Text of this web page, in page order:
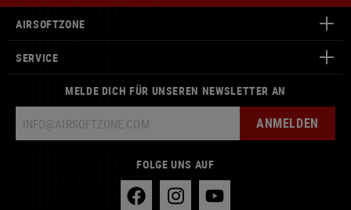
AIRSOFTZONE
SERVICE
MELDE DICH FÜR UNSEREN NEWSLETTER AN
ANMELDEN
FOLGE UNS AUF